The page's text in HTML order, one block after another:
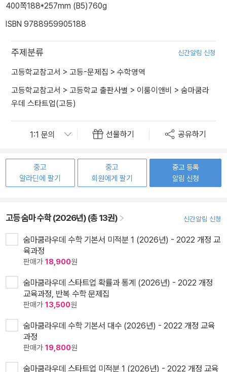
400쪽188*257mm (B5)760g
ISBN 9788959905188
주제분류 신간알림 신청
고등학교참고서 > 고등-문제집 > 수학영역
고등학교참고서 > 고등학교 출판사별 > 이룸이앤비 > 숨마쿰라
우데 스타트업(고등)
선물하기 공유하기
중고
알라딘에 팔기
중고
회원에게 팔기
중고 등록
알림 신청
고등 숨마 수학 (2026년) (총 13권) 신간알림 신청
숨마쿰라우데 수학 기본서 미적분 1 (2026년) - 2022 개정 교
육과정
판매가 18,900원
숨마쿰라우데 스타트업 확률과 통계 (2026년) - 2022 개정
교육과정, 반복 수학 문제집
판매가 13,500원
숨마쿰라우데 수학 기본서 대수 (2026년) - 2022 개정 교육
과정
판매가 19,800원
숨마쿰라우데 스타트업 미적분 1 (2026년) - 2022 개정 교육